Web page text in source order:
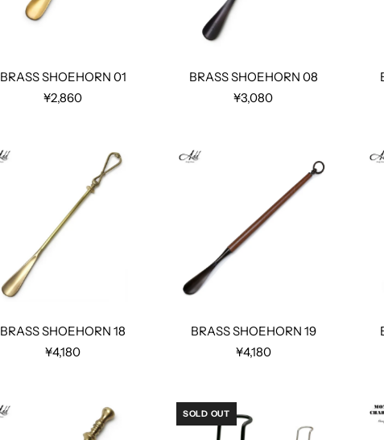
BRASS SHOEHORN 01
¥2,860
BRASS SHOEHORN 08
¥3,080
BRASS SHOEHORN 18
¥4,180
BRASS SHOEHORN 19
¥4,180
SOLD OUT